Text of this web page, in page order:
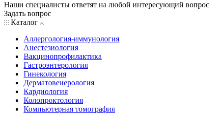
Наши специалисты ответят на любой интересующий вопрос
Задать вопрос
Каталог
Аллергология-иммунология
Анестезиология
Вакцинопрофилактика
Гастроэнтерология
Гинекология
Дерматовенерология
Кардиология
Колопроктология
Компьютерная томография